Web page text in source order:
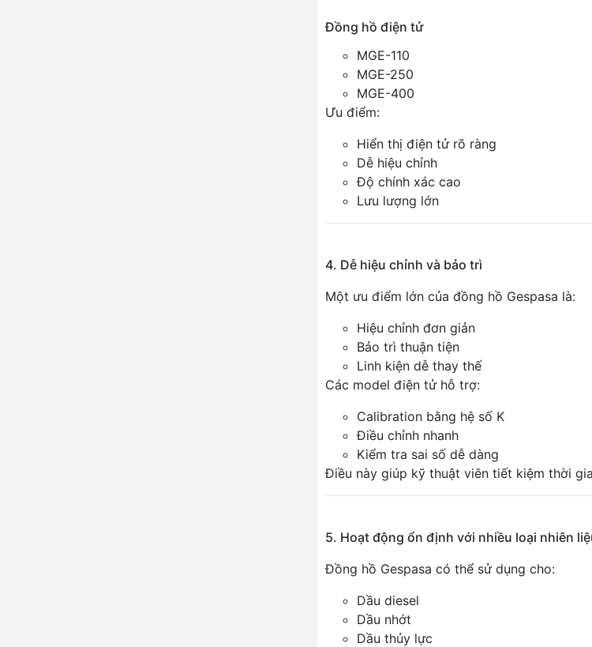
Đồng hồ điện tử
MGE-110
MGE-250
MGE-400
Ưu điểm:
Hiển thị điện tử rõ ràng
Dễ hiệu chỉnh
Độ chính xác cao
Lưu lượng lớn
4. Dễ hiệu chỉnh và bảo trì
Một ưu điểm lớn của đồng hồ Gespasa là:
Hiệu chỉnh đơn giản
Bảo trì thuận tiện
Linh kiện dễ thay thế
Các model điện tử hỗ trợ:
Calibration bằng hệ số K
Điều chỉnh nhanh
Kiểm tra sai số dễ dàng
Điều này giúp kỹ thuật viên tiết kiệm thời
5. Hoạt động ổn định với nhiều loại nhiên
Đồng hồ Gespasa có thể sử dụng cho:
Dầu diesel
Dầu nhớt
Dầu thủy lực